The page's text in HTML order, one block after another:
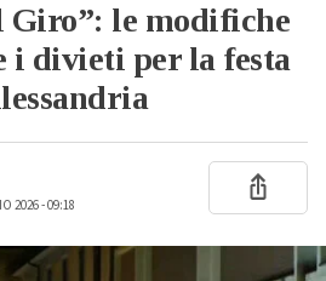
le modifiche
i divieti per la festa
2026 - 09:18